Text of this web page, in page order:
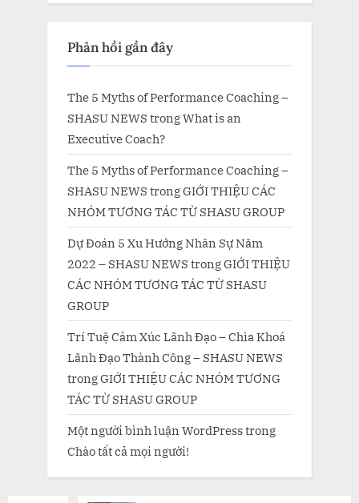
Phản hồi gần đây
The 5 Myths of Performance Coaching –
SHASU NEWS trongWhat is an
Executive Coach?
The 5 Myths of Performance Coaching –
SHASU NEWS trongGIỚI THIỆU CÁC
NHÓM TƯƠNG TÁC TỪ SHASU GROUP
Dự Đoán 5 Xu Hướng Nhân Sự Năm
2022 – SHASU NEWS trongGIỚI THIỆU
CÁC NHÓM TƯƠNG TÁC TỪ SHASU
GROUP
Trí Tuệ Cảm Xúc Lãnh Đạo – Chìa Khoá
Lãnh Đạo Thành Công – SHASU NEWS
trongGIỚI THIỆU CÁC NHÓM TƯƠNG
TÁC TỪ SHASU GROUP
Một người bình luận WordPresstrong
Chào tất cả mọi người!